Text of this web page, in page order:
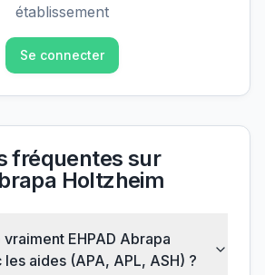
établissement
Se connecter
fréquentes sur
Holtzheim
EHPAD Abrapa
aides (APA, APL, ASH) ?